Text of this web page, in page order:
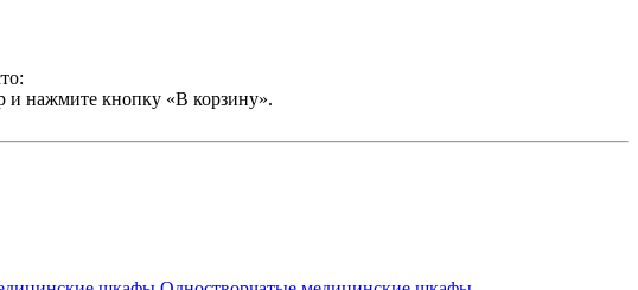
и нажмите кнопку «В корзину».